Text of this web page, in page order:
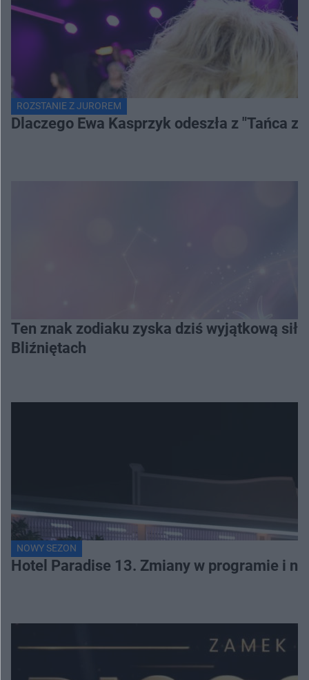
ROZSTANIE Z JUROREM
Dlaczego Ewa Kasprzyk odeszła z "Tańca
Ten znak zodiaku zyska dziś wyjątkową
Bliźniętach
NOWY SEZON
Hotel Paradise 13. Zmiany w programie i